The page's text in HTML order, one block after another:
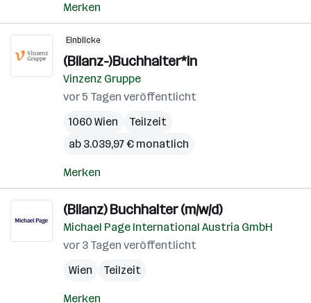
Merken
Einblicke
(Bilanz-)Buchhalter*in
Vinzenz Gruppe
vor 5 Tagen veröffentlicht
1060 Wien
Teilzeit
ab 3.039,97 € monatlich
Merken
(Bilanz) Buchhalter (m/w/d)
Michael Page International Austria GmbH
vor 3 Tagen veröffentlicht
Wien
Teilzeit
Merken